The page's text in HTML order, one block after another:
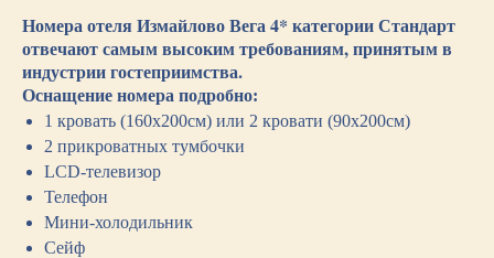
Номера отеля Измайлово Вега 4* категории Стандарт
отвечают самым высоким требованиям, принятым в
индустрии гостеприимства.
Оснащение номера подробно:
1 кровать (160х200см) или 2 кровати (90х200см)
2 прикроватных тумбочки
LCD-телевизор
Телефон
Мини-холодильник
Сейф